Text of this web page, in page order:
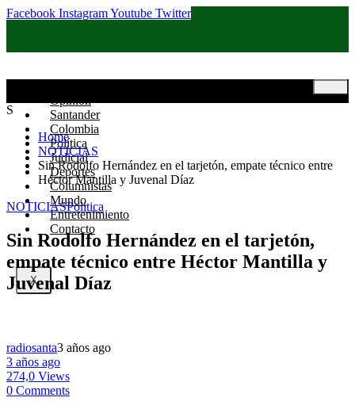
Facebook InstagramYoutube Twitter
Opinión
Santander
Colombia
Política
Judicial
Deportes
Columnistas
Mundo
Entretenimiento
Contacto
X
S
Home
NOTICIAS
Sin Rodolfo Hernández en el tarjetón, empate técnico entre
Héctor Mantilla y Juvenal Díaz
NOTICIASPolitica
Sin Rodolfo Hernández en el tarjetón,
empate técnico entre Héctor Mantilla y
Juvenal Díaz
radiosanta3 años ago
3 años ago
274,0 Views
0 Comments